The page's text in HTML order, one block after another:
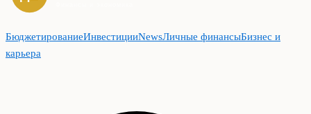
БюджетированиеИнвестицииNewsЛичные финансыБизнес и
карьера